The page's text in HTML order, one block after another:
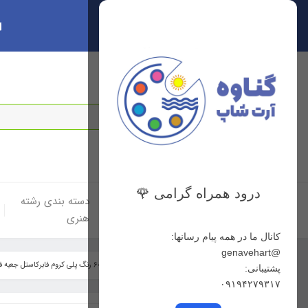
درود همراه گرامی 🌹
کانال ما در همه پیام رسانها:
@genavehart
پشتیبانی:
۰۹۱۹۴۲۷۹۳۱۷
سبد خرید 0
خانه
دسته بندی لوازم
دسته بندی رشته
هنری